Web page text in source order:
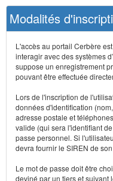
Modalités
L'accès au portail Cerbère
interagir avec des systèmes
suppose un enregistrement
pouvant être effectuée
Lors de l'inscription de
données d'identification
adresse postale et
valide (qui sera l'identifiant
passe personnel. Si
devra fournir le SIREN de
Le mot de passe doit être
deviné par un tiers et suivant